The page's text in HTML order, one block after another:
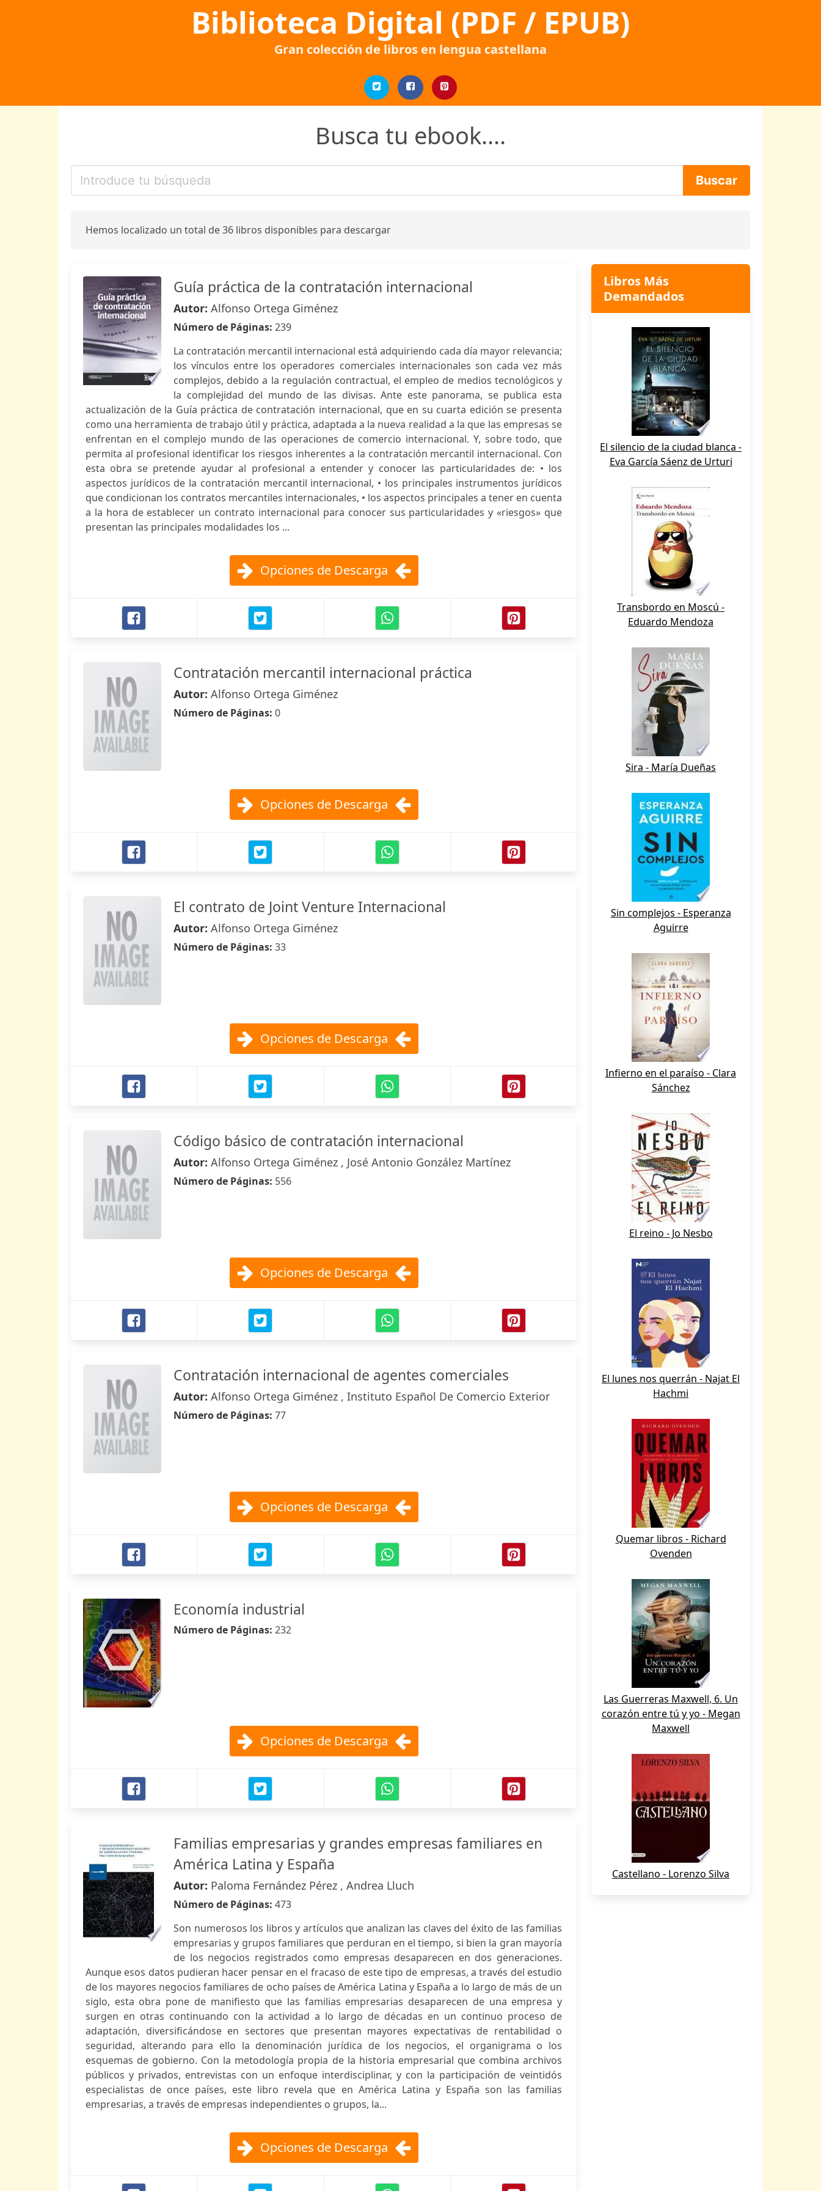
Biblioteca Digital (PDF / EPUB)
Gran colección de libros en lengua castellana
Busca tu ebook....
Hemos localizado un total de 36 libros disponibles para descargar
Guía práctica de la contratación internacional
Autor: Alfonso Ortega Giménez
Número de Páginas: 239
La contratación mercantil internacional está adquiriendo cada día mayor relevancia;
los vínculos entre los operadores comerciales internacionales son cada vez más
complejos, debido a la regulación contractual, el empleo de medios tecnológicos y
la complejidad del mundo de las divisas. Ante este panorama, se publica esta
actualización de la Guía práctica de contratación internacional, que en su cuarta edición se presenta
como una herramienta de trabajo útil y práctica, adaptada a la nueva realidad a la que las empresas se
enfrentan en el complejo mundo de las operaciones de comercio internacional. Y, sobre todo, que
permita al profesional identificar los riesgos inherentes a la contratación mercantil internacional. Con
esta obra se pretende ayudar al profesional a entender y conocer las particularidades de: • los
aspectos jurídicos de la contratación mercantil internacional, • los principales instrumentos jurídicos
que condicionan los contratos mercantiles internacionales, • los aspectos principales a tener en cuenta
a la hora de establecer un contrato internacional para conocer sus particularidades y «riesgos» que
presentan las principales modalidades los ...
Opciones de Descarga
Contratación mercantil internacional práctica
Autor: Alfonso Ortega Giménez
Número de Páginas: 0
Opciones de Descarga
El contrato de Joint Venture Internacional
Autor: Alfonso Ortega Giménez
Número de Páginas: 33
Opciones de Descarga
Código básico de contratación internacional
Autor: Alfonso Ortega Giménez , José Antonio González Martínez
Número de Páginas: 556
Opciones de Descarga
Contratación internacional de agentes comerciales
Autor: Alfonso Ortega Giménez , Instituto Español De Comercio Exterior
Número de Páginas: 77
Opciones de Descarga
Economía industrial
Número de Páginas: 232
Opciones de Descarga
Familias empresarias y grandes empresas familiares en
América Latina y España
Autor: Paloma Fernández Pérez , Andrea Lluch
Número de Páginas: 473
Son numerosos los libros y artículos que analizan las claves del éxito de las familias
empresarias y grupos familiares que perduran en el tiempo, si bien la gran mayoría
de los negocios registrados como empresas desaparecen en dos generaciones.
Aunque esos datos pudieran hacer pensar en el fracaso de este tipo de empresas, a través del estudio
de los mayores negocios familiares de ocho países de América Latina y España a lo largo de más de un
siglo, esta obra pone de manifiesto que las familias empresarias desaparecen de una empresa y
surgen en otras continuando con la actividad a lo largo de décadas en un continuo proceso de
adaptación, diversificándose en sectores que presentan mayores expectativas de rentabilidad o
seguridad, alterando para ello la denominación jurídica de los negocios, el organigrama o los
esquemas de gobierno. Con la metodología propia de la historia empresarial que combina archivos
públicos y privados, entrevistas con un enfoque interdisciplinar, y con la participación de veintidós
especialistas de once países, este libro revela que en América Latina y España son las familias
empresarias, a través de empresas independientes o grupos, la...
Opciones de Descarga
Libros Más
Demandados
El silencio de la ciudad blanca -
Eva García Sáenz de Urturi
Transbordo en Moscú -
Eduardo Mendoza
Sira - María Dueñas
Sin complejos - Esperanza
Aguirre
Infierno en el paraíso - Clara
Sánchez
El reino - Jo Nesbo
El lunes nos querrán - Najat El
Hachmi
Quemar libros - Richard
Ovenden
Las Guerreras Maxwell, 6. Un
corazón entre tú y yo - Megan
Maxwell
Castellano - Lorenzo Silva